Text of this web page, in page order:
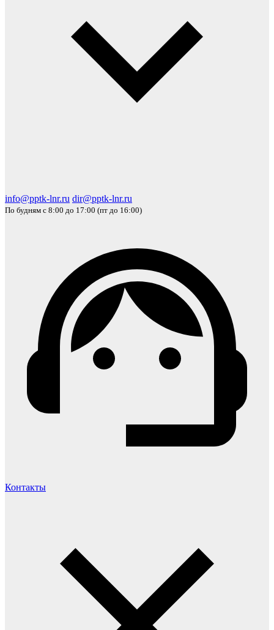
info@pptk-lnr.ru dir@pptk-lnr.ru
По будням с 8:00 до 17:00 (пт до 16:00)
Контакты